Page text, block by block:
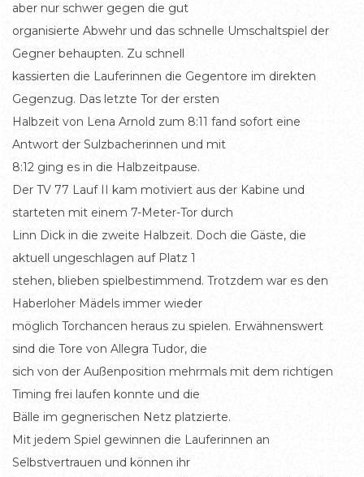
aber nur schwer gegen die gut
organisierte Abwehr und das schnelle Umschaltspiel der
Gegner behaupten. Zu schnell
kassierten die Lauferinnen die Gegentore im direkten
Gegenzug. Das letzte Tor der ersten
Halbzeit von Lena Arnold zum 8:11 fand sofort eine
Antwort der Sulzbacherinnen und mit
8:12 ging es in die Halbzeitpause.
Der TV 77 Lauf II kam motiviert aus der Kabine und
starteten mit einem 7-Meter-Tor durch
Linn Dick in die zweite Halbzeit. Doch die Gäste, die
aktuell ungeschlagen auf Platz 1
stehen, blieben spielbestimmend. Trotzdem war es den
Haberloher Mädels immer wieder
möglich Torchancen heraus zu spielen. Erwähnenswert
sind die Tore von Allegra Tudor, die
sich von der Außenposition mehrmals mit dem richtigen
Timing frei laufen konnte und die
Bälle im gegnerischen Netz platzierte.
Mit jedem Spiel gewinnen die Lauferinnen an
Selbstvertrauen und können ihr